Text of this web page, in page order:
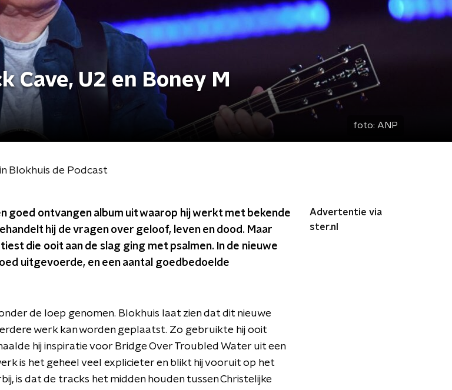
Cave, U2 en Boney M
foto: ANP
Blokhuis de Podcast
goed ontvangen album uit waarop hij werkt met bekende
hij de vragen over geloof, leven en dood. Maar
die ooit aan de slag ging met psalmen. In de nieuwe
uitgevoerde, en een aantal goedbedoelde
de loep genomen. Blokhuis laat zien dat dit nieuwe
werk kan worden geplaatst. Zo gebruikte hij ooit
hij inspiratie voor Bridge Over Troubled Water uit een
is het geheel veel explicieter en blikt hij vooruit op het
is dat de tracks het midden houden tussen Christelijke
Advertentie via
ster.nl